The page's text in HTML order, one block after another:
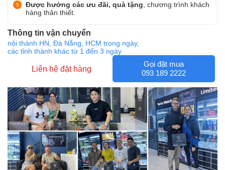
Được hưởng các ưu đãi, quà tặng , chương trình khách
hàng thân thiết.
Thông tin vận chuyển
nội thành HN, Đà Nẵng, HCM trong ngày,
các tỉnh thành khác từ 1 đến 3 ngày
Liên hệ đặt hàng
Gọi đặt mua
093 189 2222